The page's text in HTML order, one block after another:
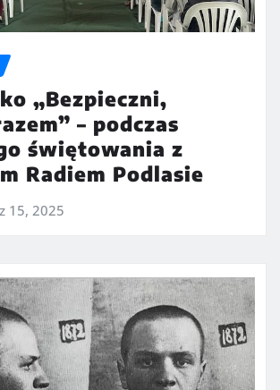
„Bezpieczni,
– podczas
świętowania z
Radiem Podlasie
15, 2025